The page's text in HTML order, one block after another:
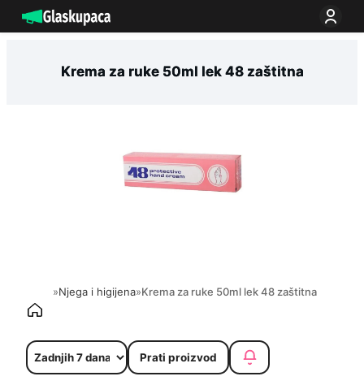
na
Krema za ruke 50ml lek 48 zaštitna
»Njega i higijena»Krema za ruke 50ml lek 48 zaštitna
Prati proizvod